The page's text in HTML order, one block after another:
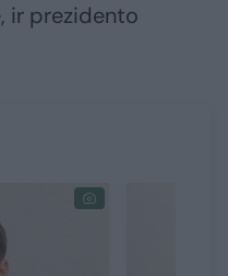
ir prezidento